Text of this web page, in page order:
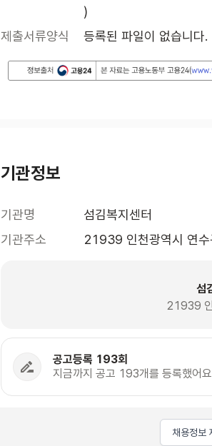
)
제출서류양식
등록된 파일이 없습니다.
기관정보
기관명
섬김복지센터
기관주소
21939 인천광역시 연
섬
21939
공고등록 193회
지금까지 공고 193개를 등록했어요
채용정보